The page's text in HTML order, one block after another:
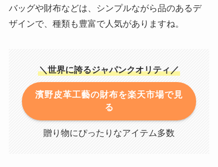
バッグや財布などは、シンプルながら品のあるデ
ザインで、種類も豊富で人気がありますね。
＼世界に誇るジャパンクオリティ／
濱野皮革工藝の財布を楽天市場で見
る
贈り物にぴったりなアイテム多数